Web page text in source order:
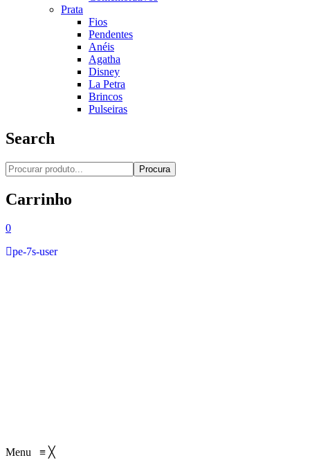
Prata
Fios
Pendentes
Anéis
Agatha
Disney
La Petra
Brincos
Pulseiras
Search
Procura
Carrinho
0
pe-7s-user
Menu ≡ ╳